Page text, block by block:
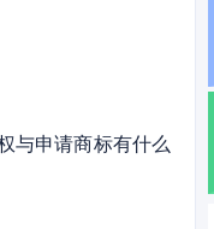
与申请商标有什么